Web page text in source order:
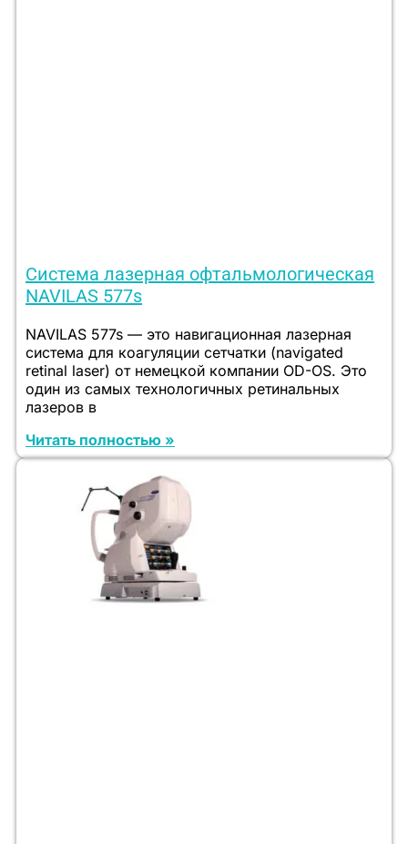
Система лазерная офтальмологическая
NAVILAS 577s
NAVILAS 577s — это навигационная лазерная
система для коагуляции сетчатки (navigated
retinal laser) от немецкой компании OD-OS. Это
один из самых технологичных ретинальных
лазеров в
Читать полностью »